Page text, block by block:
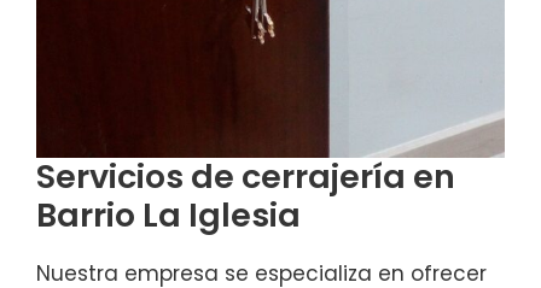
Servicios de cerrajería en
Barrio La Iglesia
Nuestra empresa se especializa en ofrecer